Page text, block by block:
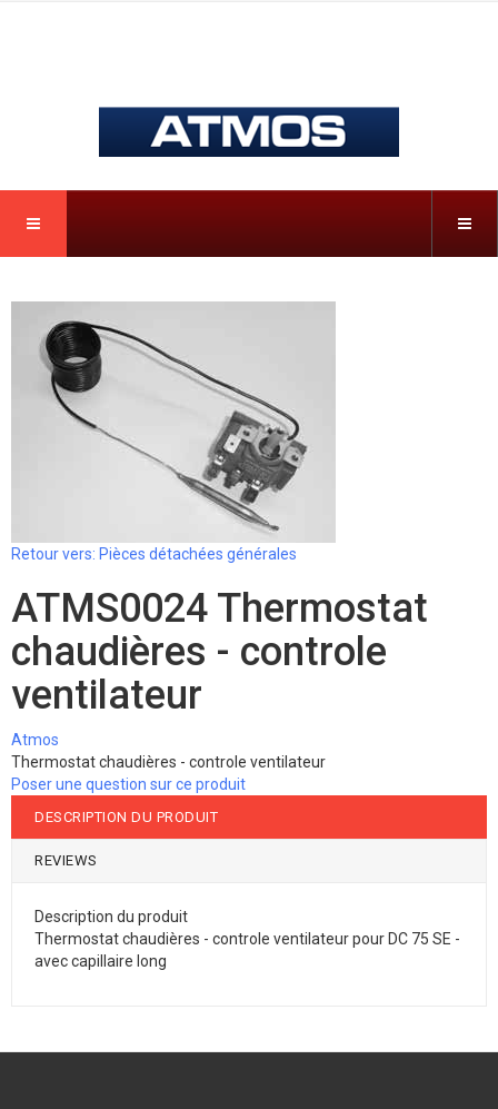
Retour vers: Pièces détachées générales
ATMS0024 Thermostat
chaudières - controle
ventilateur
Atmos
Thermostat chaudières - controle ventilateur
Poser une question sur ce produit
DESCRIPTION DU PRODUIT
REVIEWS
Description du produit
Thermostat chaudières - controle ventilateur pour DC 75 SE -
avec capillaire long